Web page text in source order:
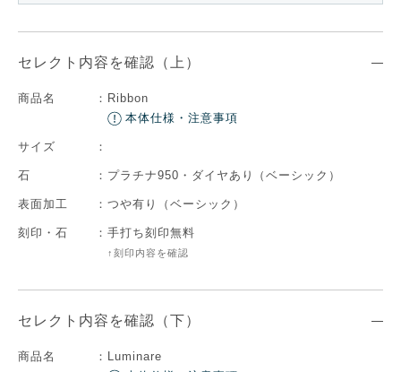
セレクト内容を確認（上）
商品名 ： Ribbon
本体仕様・注意事項
サイズ ：
石 ： プラチナ950・ダイヤあり（ベーシック）
表面加工 ： つや有り（ベーシック）
刻印・石 ： 手打ち刻印無料
↑刻印内容を確認
セレクト内容を確認（下）
商品名 ： Luminare